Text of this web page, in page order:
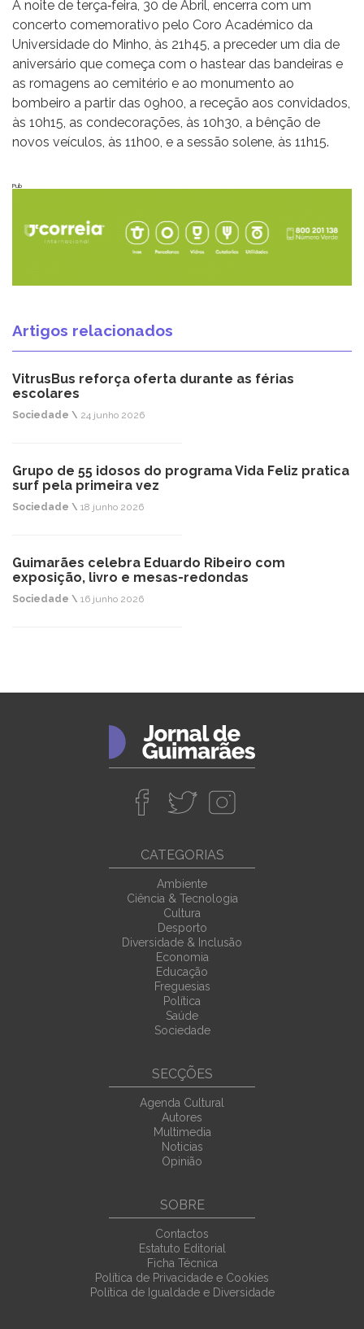
A noite de terça‐feira, 30 de Abril, encerra com um
concerto comemorativo pelo Coro Académico da
Universidade do Minho, às 21h45, a preceder um dia de
aniversário que começa com o hastear das bandeiras e
as romagens ao cemitério e ao monumento ao
bombeiro a partir das 09h00, a receção aos convidados,
às 10h15, as condecorações, às 10h30, a bênção de
novos veículos, às 11h00, e a sessão solene, às 11h15.
Pub
Artigos relacionados
VitrusBus reforça oferta durante as férias
escolares
Sociedade \ 24 junho 2026
Grupo de 55 idosos do programa Vida Feliz pratica
surf pela primeira vez
Sociedade \ 18 junho 2026
Guimarães celebra Eduardo Ribeiro com
exposição, livro e mesas-redondas
Sociedade \ 16 junho 2026
CATEGORIAS
Ambiente
Ciência & Tecnologia
Cultura
Desporto
Diversidade & Inclusão
Economia
Educação
Freguesias
Política
Saúde
Sociedade
SECÇÕES
Agenda Cultural
Autores
Multimedia
Noticias
Opinião
SOBRE
Contactos
Estatuto Editorial
Ficha Técnica
Política de Privacidade e Cookies
Política de Igualdade e Diversidade